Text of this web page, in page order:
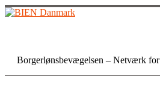
Skip
to
Borgerlønsbevægelsen – Netværk